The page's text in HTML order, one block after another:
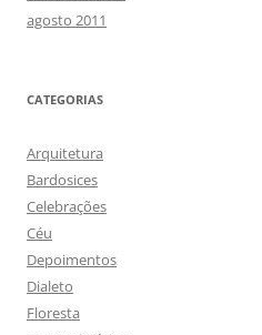
agosto 2011
CATEGORIAS
Arquitetura
Bardosices
Celebrações
Céu
Depoimentos
Dialeto
Floresta